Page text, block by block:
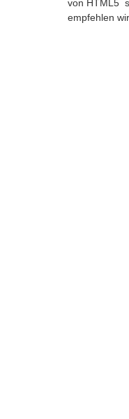
von HTML5
empfehlen